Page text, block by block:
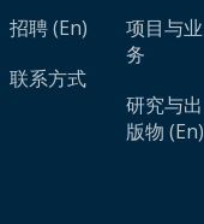
招聘 (En)
联系方式
项目与业
务
研究与出
版物 (En)